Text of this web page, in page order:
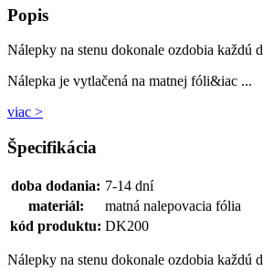
Popis
Nálepky na stenu dokonale ozdobia každú
Nálepka je vytlačená na matnej fóli&iac ...
viac >
Špecifikácia
doba dodania: 7-14 dní
materiál:
matná nalepovacia fólia
kód produktu: DK200
Nálepky na stenu dokonale ozdobia každú